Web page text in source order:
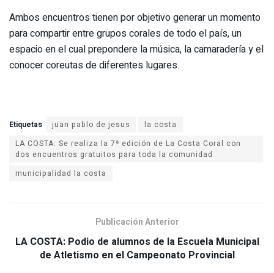
Ambos encuentros tienen por objetivo generar un momento
para compartir entre grupos corales de todo el país, un
espacio en el cual prepondere la música, la camaradería y el
conocer coreutas de diferentes lugares.
Etiquetas juan pablo de jesus
la costa
LA COSTA: Se realiza la 7ª edición de La Costa Coral con
dos encuentros gratuitos para toda la comunidad
municipalidad la costa
Publicación Anterior
LA COSTA: Podio de alumnos de la Escuela Municipal
de Atletismo en el Campeonato Provincial